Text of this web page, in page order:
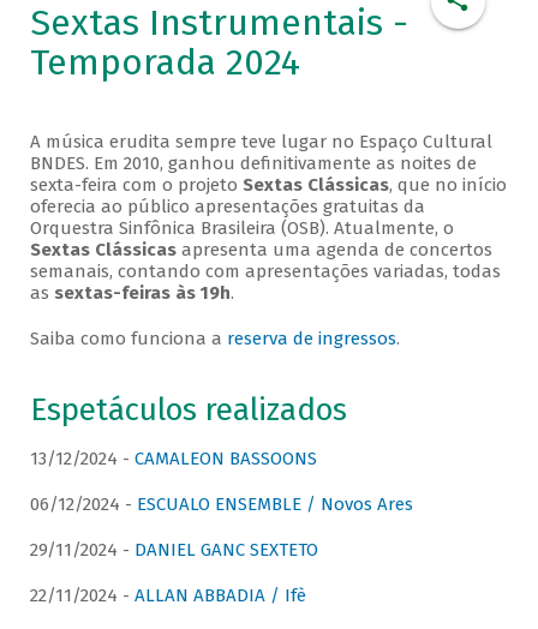
Sextas Instrumentais -
Temporada 2024
A música erudita sempre teve lugar no Espaço Cultural
BNDES. Em 2010, ganhou definitivamente as noites de
sexta-feira com o projeto Sextas Clássicas, que no início
oferecia ao público apresentações gratuitas da
Orquestra Sinfônica Brasileira (OSB). Atualmente, o
Sextas Clássicasapresenta uma agenda de concertos
semanais, contando com apresentações variadas, todas
as sextas-feiras às 19h.
Saiba como funciona a reserva de ingressos.
Espetáculos realizados
13/12/2024 - CAMALEON BASSOONS
06/12/2024 - ESCUALO ENSEMBLE / Novos Ares
29/11/2024 - DANIEL GANC SEXTETO
22/11/2024 - ALLAN ABBADIA / Ifè